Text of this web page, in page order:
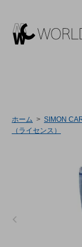
ホーム > SIMON
（ライセンス）